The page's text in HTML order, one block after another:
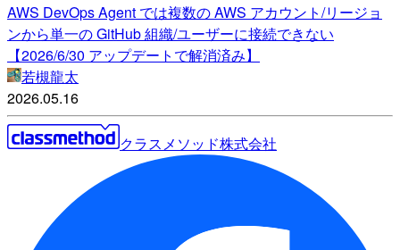
AWS DevOps Agent では複数の AWS アカウント/リージョ
ンから単一の GitHub 組織/ユーザーに接続できない
【2026/6/30 アップデートで解消済み】
若槻龍太
2026.05.16
クラスメソッド株式会社